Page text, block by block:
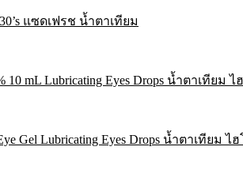
แซดเฟรช น้ำตาเทียม
10 mL Lubricating Eyes Drops น้ำตาเทียม
Gel Lubricating Eyes Drops น้ำตาเทียม ไ